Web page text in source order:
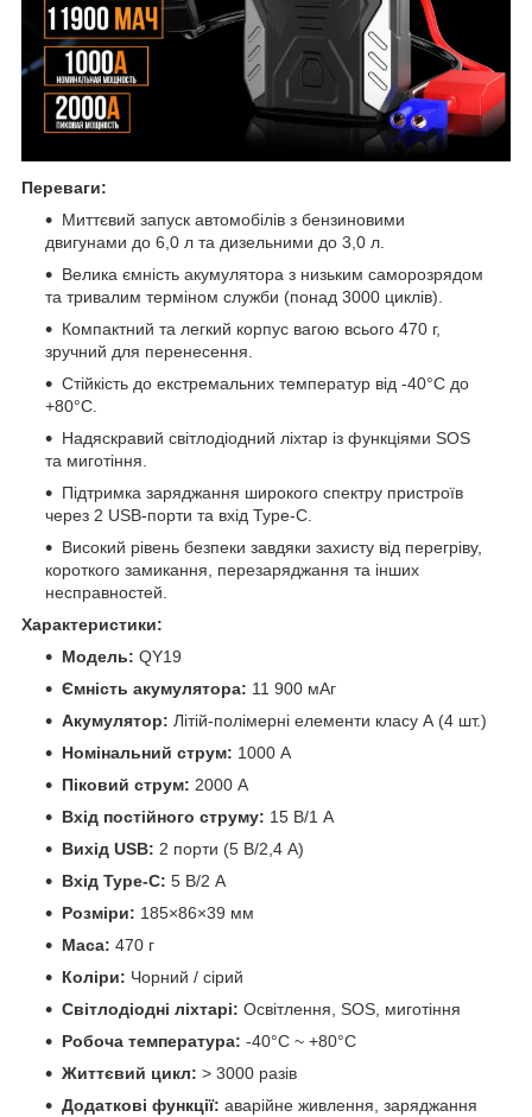
Переваги:
Миттєвий запуск автомобілів з бензиновими
двигунами до 6,0 л та дизельними до 3,0 л.
Велика ємність акумулятора з низьким саморозрядом
та тривалим терміном служби (понад 3000 циклів).
Компактний та легкий корпус вагою всього 470 г,
зручний для перенесення.
Стійкість до екстремальних температур від -40°C до
+80°C.
Надяскравий світлодіодний ліхтар із функціями SOS
та миготіння.
Підтримка заряджання широкого спектру пристроїв
через 2 USB-порти та вхід Type-C.
Високий рівень безпеки завдяки захисту від перегріву,
короткого замикання, перезаряджання та інших
несправностей.
Характеристики:
Модель: QY19
Ємність акумулятора: 11 900 мАг
Акумулятор: Літій-полімерні елементи класу А (4 шт.)
Номінальний струм: 1000 А
Піковий струм: 2000 А
Вхід постійного струму: 15 В/1 А
Вихід USB: 2 порти (5 В/2,4 А)
Вхід Type-C: 5 В/2 А
Розміри: 185×86×39 мм
Маса: 470 г
Коліри: Чорний / сірий
Світлодіодні ліхтарі: Освітлення, SOS, миготіння
Робоча температура: -40°C ~ +80°C
Життєвий цикл: > 3000 разів
Додаткові функції: аварійне живлення, заряджання